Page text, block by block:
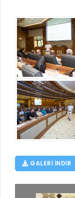
YÖNETİM
VİZYON &
POLİTİKALARIMIZ
ENTEGRE
KALITE
KVKK
YÖNETMELIKLER
KAMU HİZMET
KURUM İÇİ
E-DEVLET KAPISI
NÖBETÇİ
HAL FİYATLARI
SANAL TURLAR
RUHSATLI
MÜHENDİS,
MÜHENDİS,
GALERI INDIR